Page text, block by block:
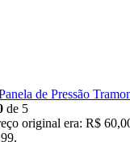
de Pressão
de 5
original era: R$